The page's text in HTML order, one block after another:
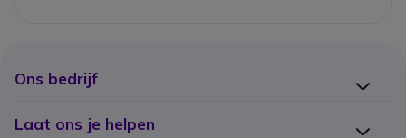
Ons bedrijf
Laat ons je helpen